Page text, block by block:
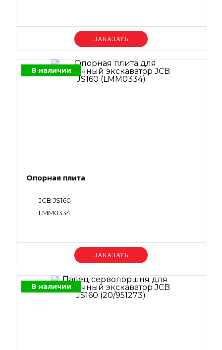
Уточняйте цену
В наличии
Опорная плита
JCB JS160
LMM0334
Уточняйте цену
В наличии